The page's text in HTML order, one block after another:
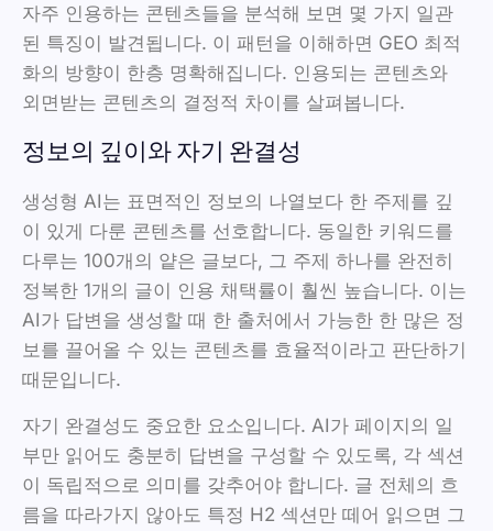
자주 인용하는 콘텐츠들을 분석해 보면 몇 가지 일관
된 특징이 발견됩니다. 이 패턴을 이해하면 GEO 최적
화의 방향이 한층 명확해집니다. 인용되는 콘텐츠와
외면받는 콘텐츠의 결정적 차이를 살펴봅니다.
정보의 깊이와 자기 완결성
생성형 AI는 표면적인 정보의 나열보다 한 주제를 깊
이 있게 다룬 콘텐츠를 선호합니다. 동일한 키워드를
다루는 100개의 얕은 글보다, 그 주제 하나를 완전히
정복한 1개의 글이 인용 채택률이 훨씬 높습니다. 이는
AI가 답변을 생성할 때 한 출처에서 가능한 한 많은 정
보를 끌어올 수 있는 콘텐츠를 효율적이라고 판단하기
때문입니다.
자기 완결성도 중요한 요소입니다. AI가 페이지의 일
부만 읽어도 충분히 답변을 구성할 수 있도록, 각 섹션
이 독립적으로 의미를 갖추어야 합니다. 글 전체의 흐
름을 따라가지 않아도 특정 H2 섹션만 떼어 읽으면 그